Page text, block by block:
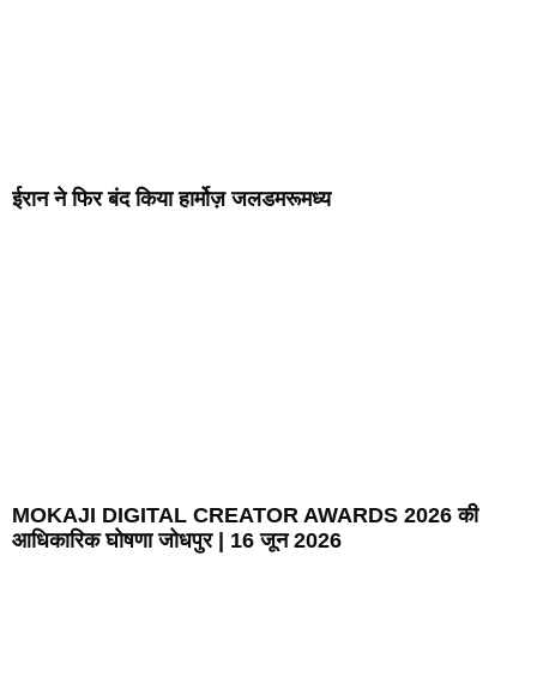
ईरान ने फिर बंद किया हार्मोज़ जलडमरूमध्य
MOKAJI DIGITAL CREATOR AWARDS 2026 की
आधिकारिक घोषणा जोधपुर | 16 जून 2026